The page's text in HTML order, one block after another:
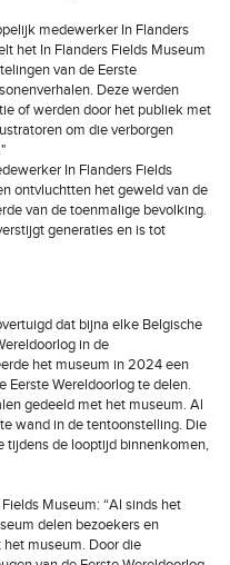
medewerker In Flanders
het In Flanders Fields Museum
van de Eerste
Deze werden
of werden door het publiek met
om die verborgen
In Flanders Fields
ontvluchtten het geweld van de
van de toenmalige bevolking.
generaties en is tot
dat bijna elke Belgische
in de
het museum in 2024 een
Eerste Wereldoorlog te delen.
gedeeld met het museum. Al
wand in de tentoonstelling. Die
tijdens de looptijd binnenkomen,
Museum: “Al sinds het
delen bezoekers en
museum. Door die